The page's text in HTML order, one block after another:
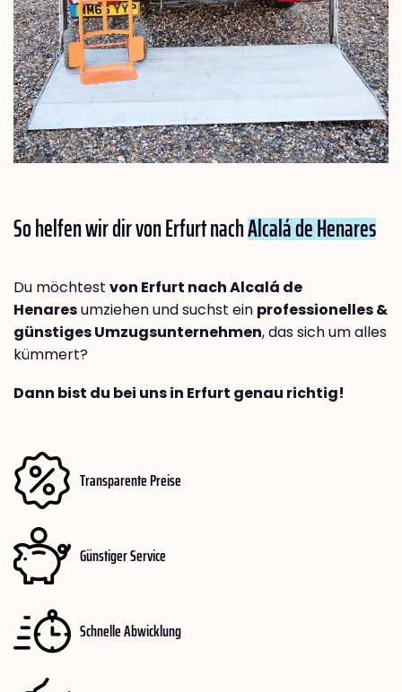
So helfen wir dir von Erfurt nachAlcalá de Henares
Du möchtest von Erfurt nach Alcalá de
Henaresumziehen und suchst ein professionelles &
günstiges Umzugsunternehmen, das sich um alles
kümmert?
Dann bist du bei uns in Erfurt genau richtig!
Transparente Preise
Günstiger Service
Schnelle Abwicklung